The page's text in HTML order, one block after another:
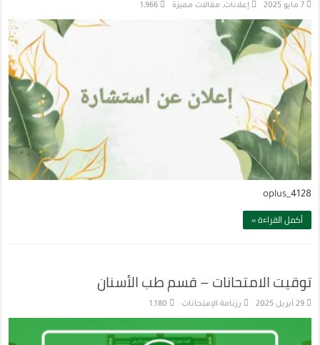
7 مايو 2025 إعلانات, مقالات مميزة 1,966
oplus_4128
أكمل القراءة »
توقيت الامتحانات – قسم طب الأسنان
29 أبريل 2025 رزنامة الإمتحانات 1,180